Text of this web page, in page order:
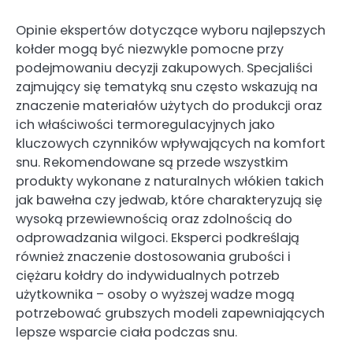
Opinie ekspertów dotyczące wyboru najlepszych
kołder mogą być niezwykle pomocne przy
podejmowaniu decyzji zakupowych. Specjaliści
zajmujący się tematyką snu często wskazują na
znaczenie materiałów użytych do produkcji oraz
ich właściwości termoregulacyjnych jako
kluczowych czynników wpływających na komfort
snu. Rekomendowane są przede wszystkim
produkty wykonane z naturalnych włókien takich
jak bawełna czy jedwab, które charakteryzują się
wysoką przewiewnością oraz zdolnością do
odprowadzania wilgoci. Eksperci podkreślają
również znaczenie dostosowania grubości i
ciężaru kołdry do indywidualnych potrzeb
użytkownika – osoby o wyższej wadze mogą
potrzebować grubszych modeli zapewniających
lepsze wsparcie ciała podczas snu.